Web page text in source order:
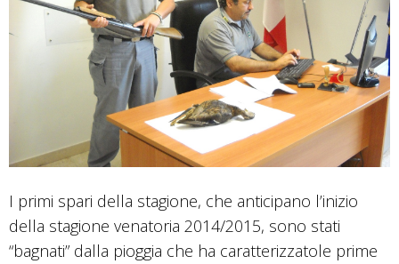
I primi spari della stagione, che anticipano l’inizio
della stagione venatoria 2014/2015, sono stati
“bagnati” dalla pioggia che ha caratterizzatole prime